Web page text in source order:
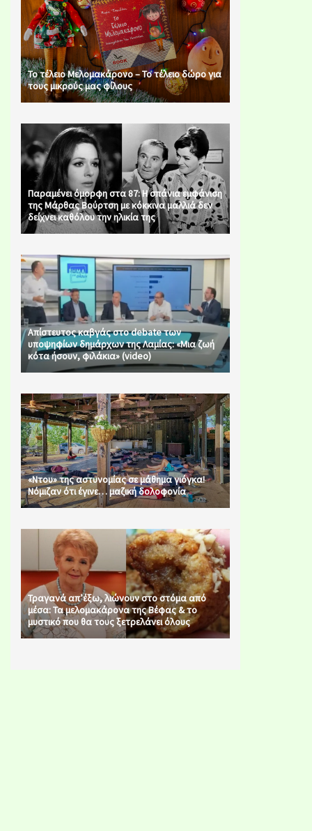
Το τέλειο Μελομακάρονο – Το τέλειο δώρο για
τους μικρούς μας φίλους
Παραμένει όμορφη στα 87: Η σπάνια εμφάνιση
της Μάρθας Βούρτση με κόκκινα μαλλιά δεν
δείχνει καθόλου την ηλικία της
Απίστευτος καβγάς στο debate των
υποψηφίων δημάρχων της Λαμίας: «Μια ζωή
κότα ήσουν, φιλάκια» (video)
«Ντου» της αστυνομίας σε μάθημα γιόγκα!
Νόμιζαν ότι έγινε… μαζική δολοφονία
Τραγανά απ’έξω, λιώνουν στο στόμα από
μέσα: Τα μελομακάρονα της Βέφας & το
μυστικό που θα τους ξετρελάνει όλους